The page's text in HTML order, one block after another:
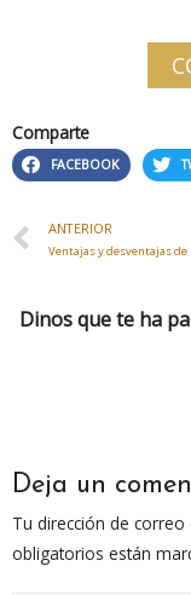
Comparte
FACEBOOK
ANTERIOR
Ventajas y desventajas de
Dinos que te ha
Deja un
Tu dirección de
obligatorios están